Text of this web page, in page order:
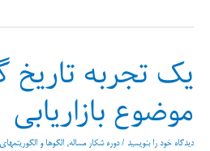
یک تجربه تاریخ
موضوع بازاریابی
دیدگاه‌ خود را بنویسید /دوره شکار مساله, الگوها و